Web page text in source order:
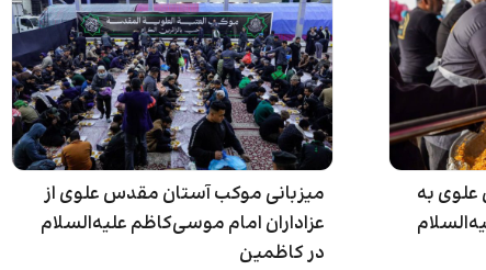
به
میزبانی موکب آستان مقدس علوی از
عزاداران امام موسی‌کاظم علیه‌السلام
در کاظمین